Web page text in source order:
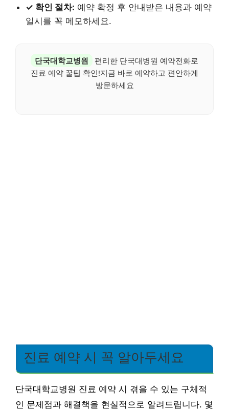
✓ 확인 절차: 예약 확정 후 안내받은 내용과 예약
일시를 꼭 메모하세요.
단국대학교병원
편리한 단국대병원 예약전화로
진료 예약 꿀팁 확인!지금 바로 예약하고 편안하게
방문하세요
진료 예약 시 꼭 알아두세요
단국대학교병원 진료 예약 시 겪을 수 있는 구체적
인 문제점과 해결책을 현실적으로 알려드립니다. 몇